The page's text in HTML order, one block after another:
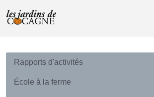
Rapports d'activités
École à la ferme